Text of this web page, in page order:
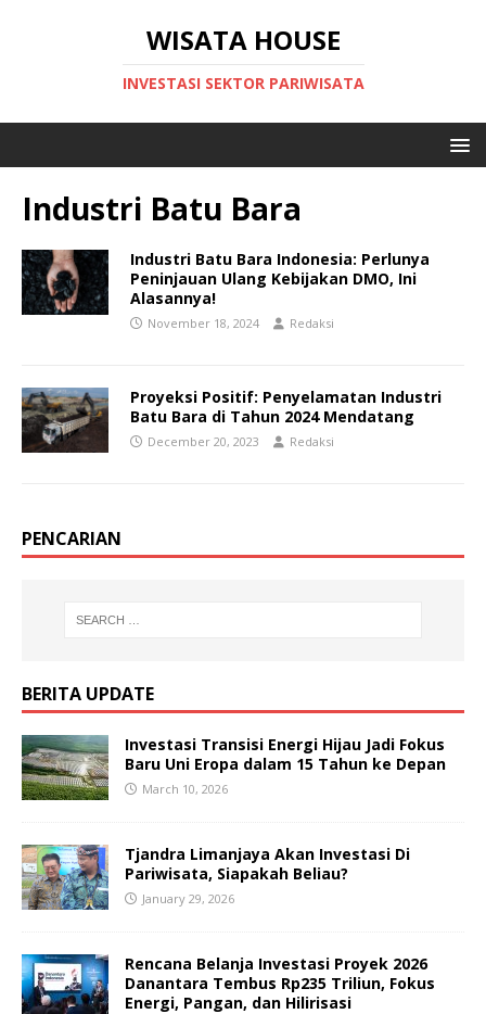
WISATA HOUSE
INVESTASI SEKTOR PARIWISATA
Industri Batu Bara
Industri Batu Bara Indonesia: Perlunya
Peninjauan Ulang Kebijakan DMO, Ini
Alasannya!
November 18, 2024 Redaksi
Proyeksi Positif: Penyelamatan Industri
Batu Bara di Tahun 2024 Mendatang
December 20, 2023 Redaksi
PENCARIAN
BERITA UPDATE
Investasi Transisi Energi Hijau Jadi Fokus
Baru Uni Eropa dalam 15 Tahun ke Depan
March 10, 2026
Tjandra Limanjaya Akan Investasi Di
Pariwisata, Siapakah Beliau?
January 29, 2026
Rencana Belanja Investasi Proyek 2026
Danantara Tembus Rp235 Triliun, Fokus
Energi, Pangan, dan Hilirisasi